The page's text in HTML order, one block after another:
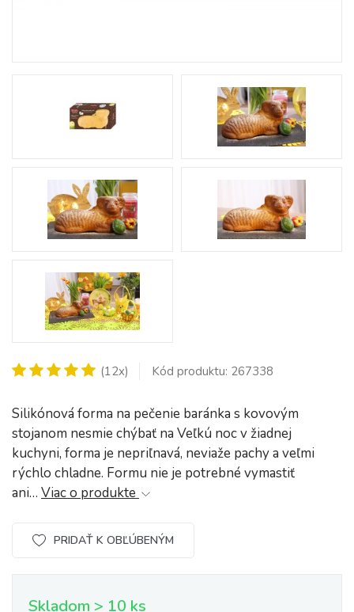
(12x) Kód produktu: 267338
Silikónová forma na pečenie baránka s kovovým
stojanom nesmie chýbať na Veľkú noc v žiadnej
kuchyni, forma je nepriľnavá, neviaže pachy a veľmi
rýchlo chladne. Formu nie je potrebné vymastiť
ani… Viac o produkte
PRIDAŤ K OBĽÚBENÝM
Skladom > 10 ks